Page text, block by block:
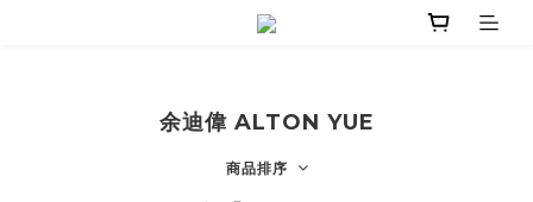
余迪偉 ALTON YUE
商品排序